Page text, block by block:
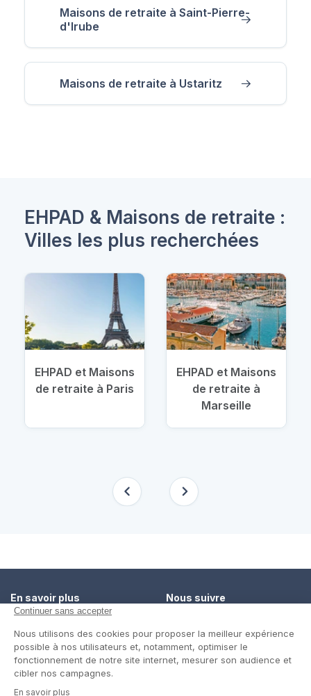
Maisons de retraite à Saint-Pierre-
d'Irube
Maisons de retraite à Ustaritz
EHPAD & Maisons de retraite :
Villes les plus recherchées
EHPAD et Maisons
de retraite à Paris
EHPAD et Maisons
de retraite à
Marseille
En savoir plus
Un service de confiance
Contact
Nous suivre
Twitter
Blog